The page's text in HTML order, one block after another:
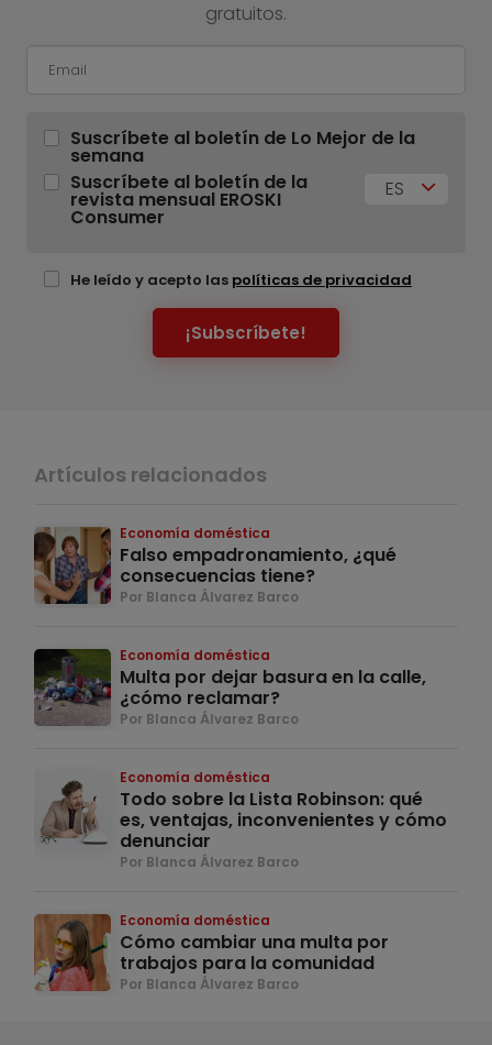
gratuitos.
Suscríbete al boletín de Lo Mejor de la
semana
Suscríbete al boletín de la
revista mensual EROSKI
Consumer
ES
He leído y acepto las políticas de privacidad
¡Subscríbete!
Artículos relacionados
Economía doméstica
Falso empadronamiento, ¿qué
consecuencias tiene?
Por Blanca Álvarez Barco
Economía doméstica
Multa por dejar basura en la calle,
¿cómo reclamar?
Por Blanca Álvarez Barco
Economía doméstica
Todo sobre la Lista Robinson: qué
es, ventajas, inconvenientes y cómo
denunciar
Por Blanca Álvarez Barco
Economía doméstica
Cómo cambiar una multa por
trabajos para la comunidad
Por Blanca Álvarez Barco